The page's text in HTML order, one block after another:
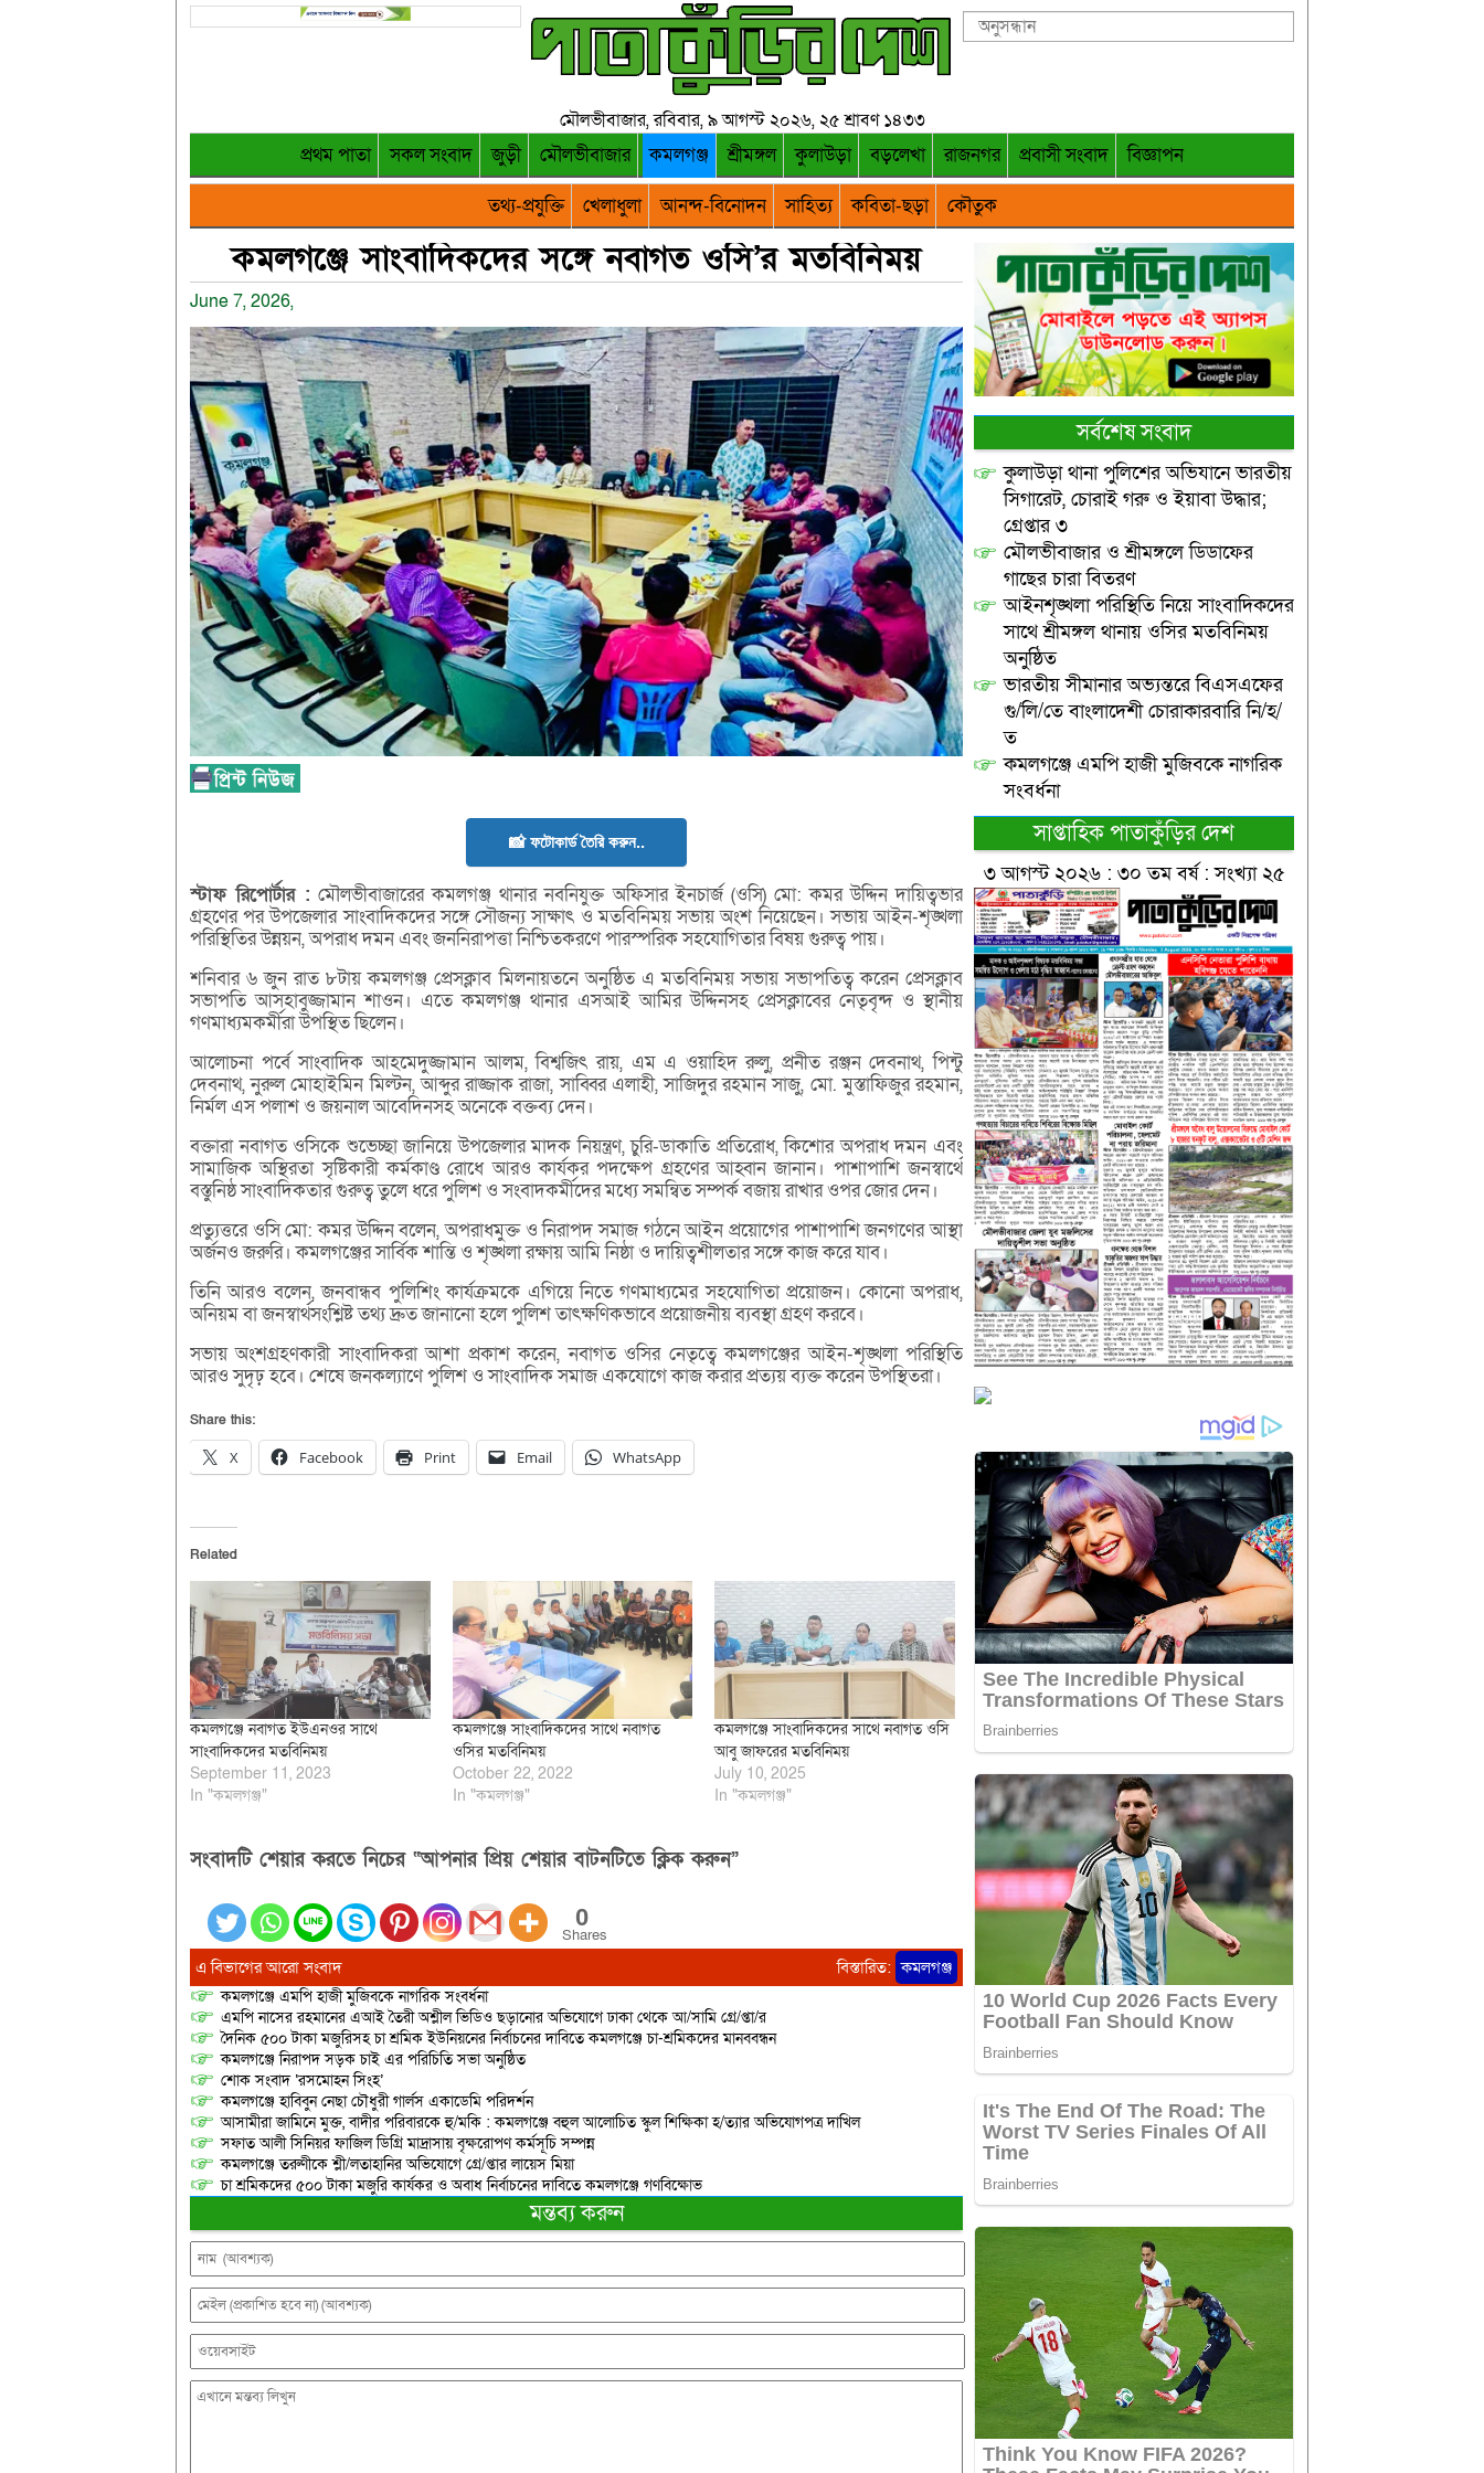
মৌলভীবাজার, রবিবার, ৯ আগস্ট ২০২৬, ২৫ শ্রাবণ ১৪৩৩
প্রথম পাতা সকল সংবাদ জুড়ী মৌলভীবাজার কমলগঞ্জ শ্রীমঙ্গল কুলাউড়া বড়লেখা রাজনগর প্রবাসী সংবাদ
বিজ্ঞাপন
তথ্য-প্রযুক্তি
খেলাধুলা আনন্দ-বিনোদন সাহিত্য কবিতা-ছড়া কৌতুক
কমলগঞ্জে সাংবাদিকদের সঙ্গে নবাগত ওসি’র মতবিনিময়
June 7, 2026,
📸 ফটোকার্ড তৈরি করুন..
স্টাফরিপোর্টার : মৌলভীবাজারের কমলগঞ্জ থানার নবনিযুক্ত অফিসার ইনচার্জ (ওসি) মো: কমর উদ্দিন দায়িত্বভার
গ্রহণের পর উপজেলার সাংবাদিকদের সঙ্গে সৌজন্য সাক্ষাৎ ও মতবিনিময় সভায় অংশ নিয়েছেন। সভায় আইন-শৃঙ্খলা
পরিস্থিতির উন্নয়ন, অপরাধ দমন এবং জননিরাপত্তা নিশ্চিতকরণে পারস্পরিক সহযোগিতার বিষয় গুরুত্ব পায়।
শনিবার ৬ জুন রাত ৮টায় কমলগঞ্জ প্রেসক্লাব মিলনায়তনে অনুষ্ঠিত এ মতবিনিময় সভায় সভাপতিত্ব করেন প্রেসক্লাব
সভাপতি আসহাবুজ্জামান শাওন। এতে কমলগঞ্জ থানার এসআই আমির উদ্দিনসহ প্রেসক্লাবের নেতৃবৃন্দ ও স্থানীয়
গণমাধ্যমকর্মীরা উপস্থিত ছিলেন।
আলোচনা পর্বে সাংবাদিক আহমেদুজ্জামান আলম, বিশ্বজিৎ রায়, এম এ ওয়াহিদ রুলু, প্রনীত রঞ্জন দেবনাথ, পিন্টু
দেবনাথ, নুরুল মোহাইমিন মিল্টন, আব্দুর রাজ্জাক রাজা, সাব্বির এলাহী, সাজিদুর রহমান সাজু, মো. মুস্তাফিজুর রহমান,
নির্মল এস পলাশ ও জয়নাল আবেদিনসহ অনেকে বক্তব্য দেন।
বক্তারা নবাগত ওসিকে শুভেচ্ছা জানিয়ে উপজেলার মাদক নিয়ন্ত্রণ, চুরি-ডাকাতি প্রতিরোধ, কিশোর অপরাধ দমন এবং
সামাজিক অস্থিরতা সৃষ্টিকারী কর্মকাণ্ড রোধে আরও কার্যকর পদক্ষেপ গ্রহণের আহ্বান জানান। পাশাপাশি জনস্বার্থে
বস্তুনিষ্ঠ সাংবাদিকতার গুরুত্ব তুলে ধরে পুলিশ ও সংবাদকর্মীদের মধ্যে সমন্বিত সম্পর্ক বজায় রাখার ওপর জোর দেন।
প্রত্যুত্তরে ওসি মো: কমর উদ্দিন বলেন, অপরাধমুক্ত ও নিরাপদ সমাজ গঠনে আইন প্রয়োগের পাশাপাশি জনগণের আস্থা
অর্জনও জরুরি। কমলগঞ্জের সার্বিক শান্তি ও শৃঙ্খলা রক্ষায় আমি নিষ্ঠা ও দায়িত্বশীলতার সঙ্গে কাজ করে যাব।
তিনি আরও বলেন, জনবান্ধব পুলিশিং কার্যক্রমকে এগিয়ে নিতে গণমাধ্যমের সহযোগিতা প্রয়োজন। কোনো অপরাধ,
অনিয়ম বা জনস্বার্থসংশ্লিষ্ট তথ্য দ্রুত জানানো হলে পুলিশ তাৎক্ষণিকভাবে প্রয়োজনীয় ব্যবস্থা গ্রহণ করবে।
সভায় অংশগ্রহণকারী সাংবাদিকরা আশা প্রকাশ করেন, নবাগত ওসির নেতৃত্বে কমলগঞ্জের আইন-শৃঙ্খলা পরিস্থিতি
আরও সুদৃঢ় হবে। শেষে জনকল্যাণে পুলিশ ও সাংবাদিক সমাজ একযোগে কাজ করার প্রত্যয় ব্যক্ত করেন উপস্থিতরা।
Share this:
X Facebook Print Email WhatsApp
Related
কমলগঞ্জে নবাগত ইউএনওর সাথে
সাংবাদিকদের মতবিনিময়
September 11, 2023
In "কমলগঞ্জ"
কমলগঞ্জে সাংবাদিকদের সাথে নবাগত
ওসির মতবিনিময়
October 22, 2022
In "কমলগঞ্জ"
কমলগঞ্জে সাংবাদিকদের সাথে নবাগত ওসি
আবু জাফরের মতবিনিময়
July 10, 2025
In "কমলগঞ্জ"
সংবাদটি শেয়ার করতে নিচের “আপনার প্রিয় শেয়ার বাটনটিতে ক্লিক করুন”
0
Shares
এ বিভাগের আরো সংবাদ বিস্তারিত: কমলগঞ্জ
কমলগঞ্জে এমপি হাজী মুজিবকে নাগরিক সংবর্ধনা
এমপি নাসের রহমানের এআই তৈরী অশ্লীল ভিডিও ছড়ানোর অভিযোগে ঢাকা থেকে আ/সামি গ্রে/প্তা/র
দৈনিক ৫০০ টাকা মজুরিসহ চা শ্রমিক ইউনিয়নের নির্বাচনের দাবিতে কমলগঞ্জে চা-শ্রমিকদের মানববন্ধন
কমলগঞ্জে নিরাপদ সড়ক চাই এর পরিচিতি সভা অনুষ্ঠিত
শোক সংবাদ ‘রসমোহন সিংহ’
কমলগঞ্জে হাবিবুন নেছা চৌধুরী গার্লস একাডেমি পরিদর্শন
আসামীরা জামিনে মুক্ত, বাদীর পরিবারকে হু/মকি : কমলগঞ্জে বহুল আলোচিত স্কুল শিক্ষিকা হ/ত্যার অভিযোগপত্র দাখিল
সফাত আলী সিনিয়র ফাজিল ডিগ্রি মাদ্রাসায় বৃক্ষরোপণ কর্মসূচি সম্পন্ন
কমলগঞ্জে তরুণীকে শ্লী/লতাহানির অভিযোগে গ্রে/প্তার লায়েস মিয়া
চা শ্রমিকদের ৫০০ টাকা মজুরি কার্যকর ও অবাধ নির্বাচনের দাবিতে কমলগঞ্জে গণবিক্ষোভ
মন্তব্য করুন
সর্বশেষ সংবাদ
কুলাউড়া থানা পুলিশের অভিযানে ভারতীয়
সিগারেট, চোরাই গরু ও ইয়াবা উদ্ধার;
গ্রেপ্তার ৩
মৌলভীবাজার ও শ্রীমঙ্গলে ডিডাফের
গাছের চারা বিতরণ
আইনশৃঙ্খলা পরিস্থিতি নিয়ে সাংবাদিকদের
সাথে শ্রীমঙ্গল থানায় ওসির মতবিনিময়
অনুষ্ঠিত
ভারতীয় সীমানার অভ্যন্তরে বিএসএফের
গু/লি/তে বাংলাদেশী চোরাকারবারি নি/হ/
ত
কমলগঞ্জে এমপি হাজী মুজিবকে নাগরিক
সংবর্ধনা
সাপ্তাহিক পাতাকুঁড়ির দেশ
৩ আগস্ট ২০২৬ : ৩০ তম বর্ষ : সংখ্যা ২৫